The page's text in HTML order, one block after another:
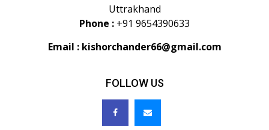
Uttrakhand
Phone : +91 9654390633
Email : kishorchander66@gmail.com
FOLLOW US